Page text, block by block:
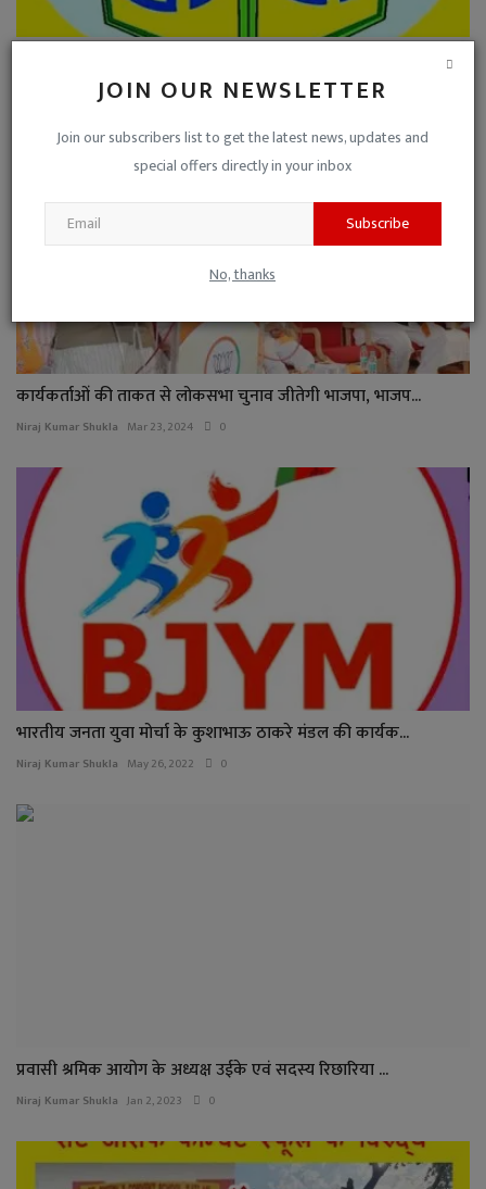
JOIN OUR NEWSLETTER
Join our subscribers list to get the latest news, updates and
special offers directly in your inbox
Subscribe
No, thanks
Niraj Kumar Shukla Jun 18, 2022
कार्यकर्ताओं की ताकत से लोकसभा चुनाव जीतेगी भाजपा, भाजप...
Niraj Kumar Shukla Mar 23, 2024 0
भारतीय जनता युवा मोर्चा के कुशाभाऊ ठाकरे मंडल की कार्यक...
Niraj Kumar Shukla May 26, 2022 0
प्रवासी श्रमिक आयोग के अध्यक्ष उईके एवं सदस्य रिछारिया ...
Niraj Kumar Shukla Jan 2, 2023 0